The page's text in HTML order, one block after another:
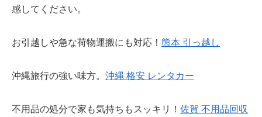
感してください。
お引越しや急な荷物運搬にも対応！ 熊本 引っ越し
沖縄旅行の強い味方。 沖縄 格安 レンタカー
不用品の処分で家も気持ちもスッキリ！ 佐賀 不用品回収